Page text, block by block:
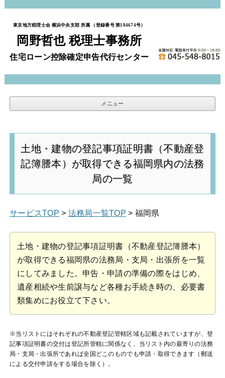
東京地方税理士会 横浜中央支部 所属 （登録番号 第104674号）
岡野哲也 税理士事務所
住宅ローン控除確定申告代行センター
メニュー
土地・建物の登記事項証明書（不動産登
記簿謄本）が取得できる福岡県内の法務
局の一覧
サービスTOP > 法務局一覧TOP > 福岡県
土地・建物の登記事項証明書（不動産登記簿謄本）
が取得できる福岡県の法務局・支局・出張所を一覧
にしてみました。申告・申請の準備の際をはじめ、
遺産相続や生前譲与など各種お手続き時の、必要書
類集めにお役立て下さい。
※当リストにはそれぞれの不動産登記管轄区域も記載されていますが、登
記事項証明書の交付は登記所管轄に関係なく、当リスト内の最寄りの法務
局・支局・出張所であれば全国どこのものでも申請・取得できます（郵送
による交付申請をする場合を除く）。